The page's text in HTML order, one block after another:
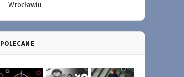
Wrocławiu
POLECANE